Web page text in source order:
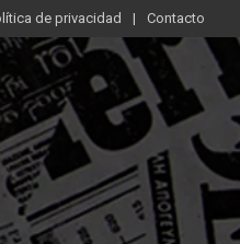
de privacidad Contacto